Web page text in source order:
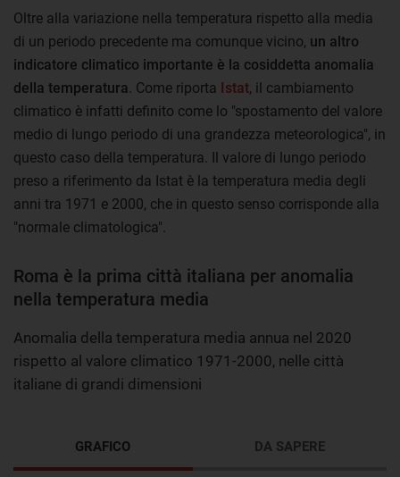
Oltre alla variazione nella temperatura rispetto alla media
di un periodo precedente ma comunque vicino, un altro
indicatore climatico importante è la cosiddetta anomalia
della temperatura . Come riporta Istat, il cambiamento
climatico è infatti definito come lo "spostamento del valore
medio di lungo periodo di una grandezza meteorologica", in
questo caso della temperatura. Il valore di lungo periodo
preso a riferimento da Istat è la temperatura media degli
anni tra 1971 e 2000, che in questo senso corrisponde alla
"normale climatologica".
Roma è la prima città italiana per anomalia
nella temperatura media
Anomalia della temperatura media annua nel 2020
rispetto al valore climatico 1971-2000, nelle città
italiane di grandi dimensioni
GRAFICO DA SAPERE